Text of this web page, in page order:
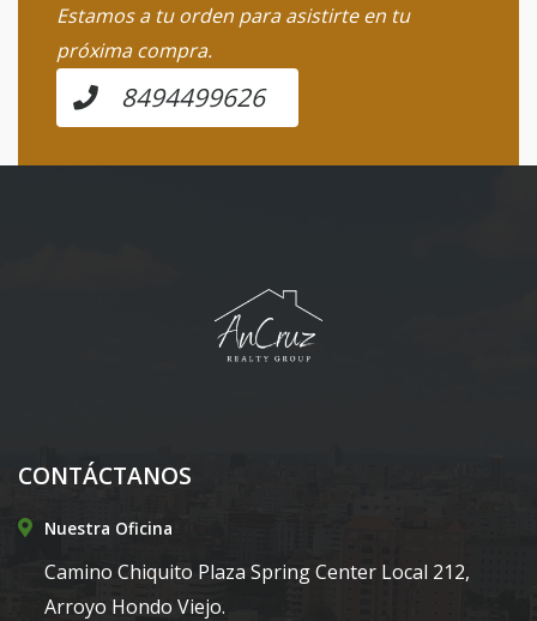
Estamos a tu orden para asistirte en tu
próxima compra.
8494499626
CONTÁCTANOS
Nuestra Oficina
Camino Chiquito Plaza Spring Center Local 212,
Arroyo Hondo Viejo.